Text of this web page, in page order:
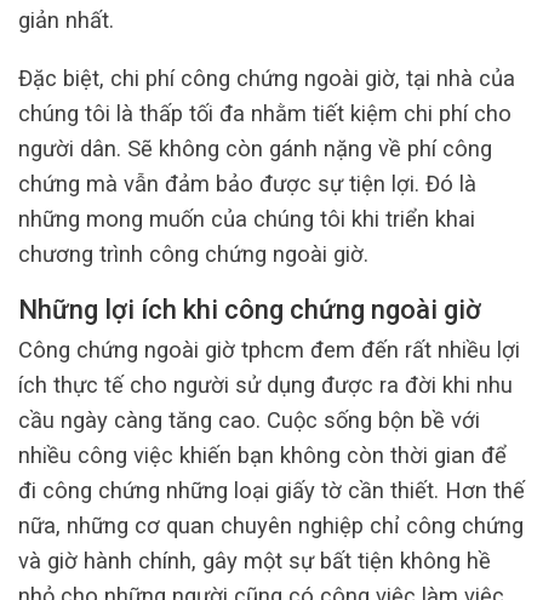
giản nhất.
Đặc biệt, chi phí công chứng ngoài giờ, tại nhà của
chúng tôi là thấp tối đa nhằm tiết kiệm chi phí cho
người dân. Sẽ không còn gánh nặng về phí công
chứng mà vẫn đảm bảo được sự tiện lợi. Đó là
những mong muốn của chúng tôi khi triển khai
chương trình công chứng ngoài giờ.
Những lợi ích khi công chứng ngoài giờ
Công chứng ngoài giờ tphcm đem đến rất nhiều lợi
ích thực tế cho người sử dụng được ra đời khi nhu
cầu ngày càng tăng cao. Cuộc sống bộn bề với
nhiều công việc khiến bạn không còn thời gian để
đi công chứng những loại giấy tờ cần thiết. Hơn thế
nữa, những cơ quan chuyên nghiệp chỉ công chứng
và giờ hành chính, gây một sự bất tiện không hề